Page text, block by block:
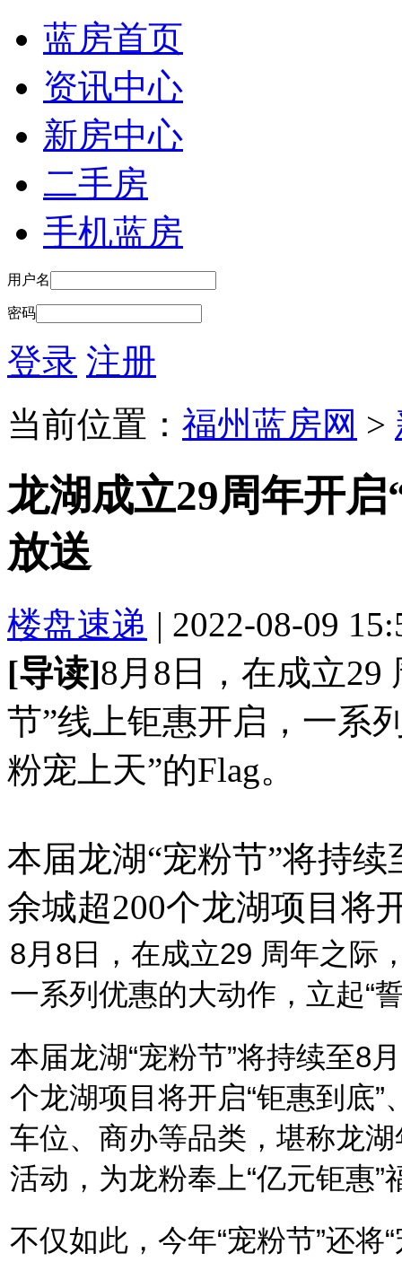
蓝房首页
资讯中心
新房中心
二手房
手机蓝房
用户名
密码
登录 注册
当前位置： 福州蓝房网 >
龙湖成立29周年开
放送
楼盘速递 | 2022-08-09
[导读]8月8日，在成立29
节”线上钜惠开启，一系
粉宠上天”的Flag。
本届龙湖“宠粉节”将持
余城超200个龙湖项目将
8月8日，在成立29 周年之际
一系列优惠的大动作，立起“
本届龙湖“宠粉节”将持续至8
个龙湖项目将开启“钜惠到底”
车位、商办等品类，堪称龙
活动，为龙粉奉上“亿元钜惠”
不仅如此，今年“宠粉节”还将